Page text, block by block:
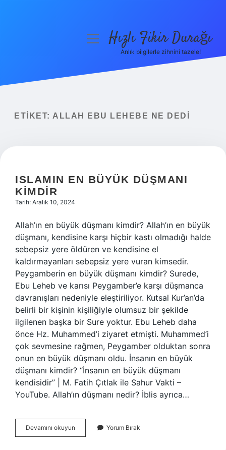
Yasal Uyarı
menüyüHızlı Fikir Durağı
Anlık bilgilerle zihnini tazele!
ETIKET: ALLAH EBU LEHEBE NE DEDI
ISLAMIN EN BÜYÜK DÜŞMANI
KIMDIR
Tarih: Aralık 10, 2024
Allah’ın en büyük düşmanı kimdir? Allah’ın en büyük
düşmanı, kendisine karşı hiçbir kastı olmadığı halde
sebepsiz yere öldüren ve kendisine el
kaldırmayanları sebepsiz yere vuran kimsedir.
Peygamberin en büyük düşmanı kimdir? Surede,
Ebu Leheb ve karısı Peygamber’e karşı düşmanca
davranışları nedeniyle eleştiriliyor. Kutsal Kur’an’da
belirli bir kişinin kişiliğiyle olumsuz bir şekilde
ilgilenen başka bir Sure yoktur. Ebu Leheb daha
önce Hz. Muhammed’i ziyaret etmişti. Muhammed’i
çok sevmesine rağmen, Peygamber olduktan sonra
onun en büyük düşmanı oldu. İnsanın en büyük
düşmanı kimdir? “İnsanın en büyük düşmanı
kendisidir” | M. Fatih Çıtlak ile Sahur Vakti –
YouTube. Allah’ın düşmanı nedir? İblis ayrıca…
Devamını okuyun
En
Yorum Bırak